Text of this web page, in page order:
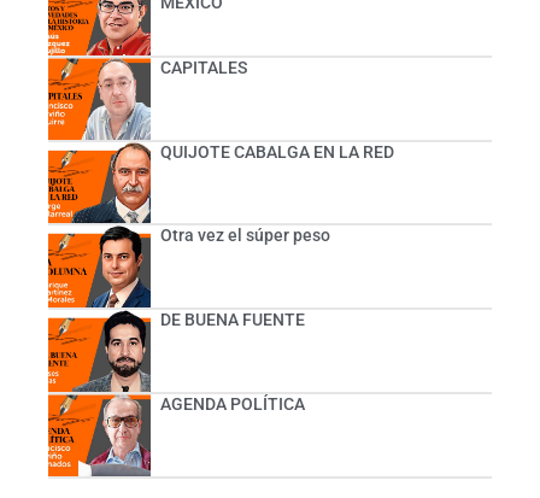
CAPITALES
QUIJOTE CABALGA EN LA RED
Otra vez el súper peso
DE BUENA FUENTE
AGENDA POLÍTICA